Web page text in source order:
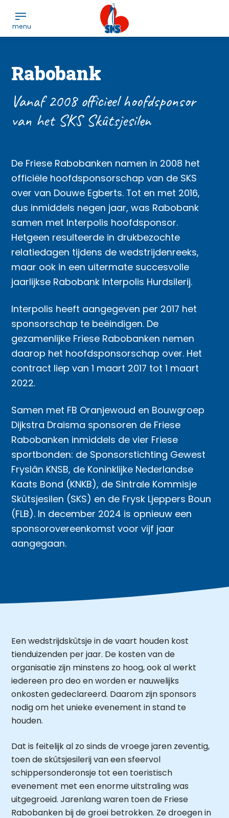
Rabobank
Vanaf 2008 officieel hoofdsponsor
van het SKS Skûtsjesilen
De Friese Rabobanken namen in 2008 het
officiële hoofdsponsorschap van de SKS
over van Douwe Egberts. Tot en met 2016,
dus inmiddels negen jaar, was Rabobank
samen met Interpolis hoofdsponsor.
Hetgeen resulteerde in drukbezochte
relatiedagen tijdens de wedstrijdenreeks,
maar ook in een uitermate succesvolle
jaarlijkse Rabobank Interpolis Hurdsilerij.
Interpolis heeft aangegeven per 2017 het
sponsorschap te beëindigen. De
gezamenlijke Friese Rabobanken nemen
daarop het hoofdsponsorschap over. Het
contract liep van 1 maart 2017 tot 1 maart
2022.
Samen met FB Oranjewoud en Bouwgroep
Dijkstra Draisma sponsoren de Friese
Rabobanken inmiddels de vier Friese
sportbonden: de Sponsorstichting Gewest
Fryslân KNSB, de Koninklijke Nederlandse
Kaats Bond (KNKB), de Sintrale Kommisje
Skûtsjesilen (SKS) en de Frysk Ljeppers Boun
(FLB). In december 2024 is opnieuw een
sponsorovereenkomst voor vijf jaar
aangegaan.
Een wedstrijdskûtsje in de vaart houden kost
tienduizenden per jaar. De kosten van de
organisatie zijn minstens zo hoog, ook al werkt
iedereen pro deo en worden er nauwelijks
onkosten gedeclareerd. Daarom zijn sponsors
nodig om het unieke evenement in stand te
houden.
Dat is feitelijk al zo sinds de vroege jaren zeventig,
toen de skûtsjesilerij van een sfeervol
schippersonderonsje tot een toeristisch
evenement met een enorme uitstraling was
uitgegroeid. Jarenlang waren toen de Friese
Rabobanken bij de groei betrokken. Ze droegen in